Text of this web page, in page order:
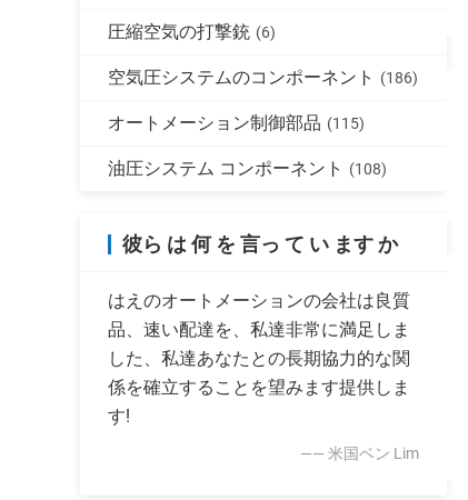
圧縮空気の打撃銃 (6)
空気圧システムのコンポーネント (186)
オートメーション制御部品 (115)
油圧システム コンポーネント (108)
彼ら は 何 を 言っ て い ます か
はえのオートメーションの会社は良質
品、速い配達を、私達非常に満足しま
した、私達あなたとの長期協力的な関
係を確立することを望みます提供しま
す!
—— 米国ベン Lim